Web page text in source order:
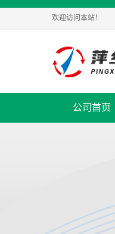
欢迎访问本站！
公司首页